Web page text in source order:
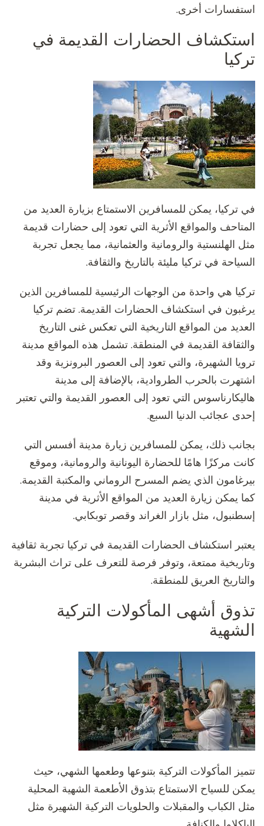
استفسارات أخرى.
استكشاف الحضارات القديمة في
تركيا
في تركيا، يمكن للمسافرين الاستمتاع بزيارة العديد من
المتاحف والمواقع الأثرية التي تعود إلى حضارات قديمة
مثل الهلنستية والرومانية والعثمانية، مما يجعل تجربة
السياحة في تركيا مليئة بالتاريخ والثقافة.
تركيا هي واحدة من الوجهات الرئيسية للمسافرين الذين
يرغبون في استكشاف الحضارات القديمة. تضم تركيا
العديد من المواقع التاريخية التي تعكس غنى التاريخ
والثقافة القديمة في المنطقة. تشمل هذه المواقع مدينة
ترويا الشهيرة، والتي تعود إلى العصور البرونزية وقد
اشتهرت بالحرب الطروادية، بالإضافة إلى مدينة
هاليكارناسوس التي تعود إلى العصور القديمة والتي تعتبر
إحدى عجائب الدنيا السبع.
بجانب ذلك، يمكن للمسافرين زيارة مدينة أفسس التي
كانت مركزًا هامًا للحضارة اليونانية والرومانية، وموقع
بيرغامون الذي يضم المسرح الروماني والمكتبة القديمة.
كما يمكن زيارة العديد من المواقع الأثرية في مدينة
إسطنبول، مثل بازار الغراند وقصر توبكابي.
يعتبر استكشاف الحضارات القديمة في تركيا تجربة ثقافية
وتاريخية ممتعة، وتوفر فرصة للتعرف على تراث البشرية
والتاريخ العريق للمنطقة.
تذوق أشهى المأكولات التركية
الشهية
تتميز المأكولات التركية بتنوعها وطعمها الشهي، حيث
يمكن للسياح الاستمتاع بتذوق الأطعمة الشهية المحلية
مثل الكباب والمقبلات والحلويات التركية الشهيرة مثل